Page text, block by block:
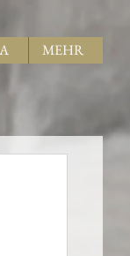
MEHR